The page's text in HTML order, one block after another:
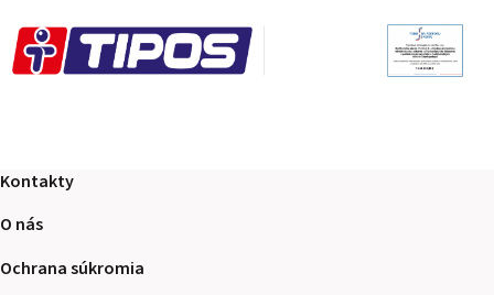
Kontakty
O nás
Ochrana súkromia